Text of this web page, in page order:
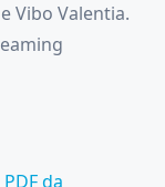
Vibo Valentia.
da